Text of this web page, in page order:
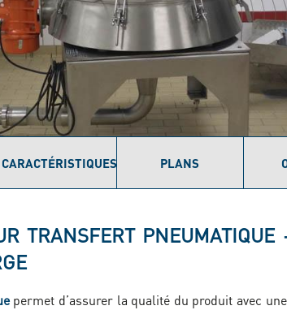
CARACTÉRISTIQUES PLANS
TRANSFERT
permet d’assurer la qualité du produit avec